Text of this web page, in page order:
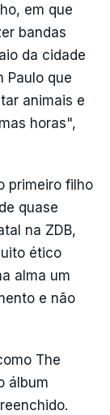
em que
bandas
da cidade
Paulo que
animais e
horas",
primeiro filho
quase
na ZDB,
ético
alma um
e não
The
álbum